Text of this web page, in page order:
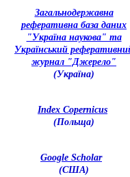
Загальнодержавна
реферативна база даних
"Україна наукова" та
Український
журнал "Джерело"
(Україна)
Index Copernicus
(Польща)
Google Scholar
(США)